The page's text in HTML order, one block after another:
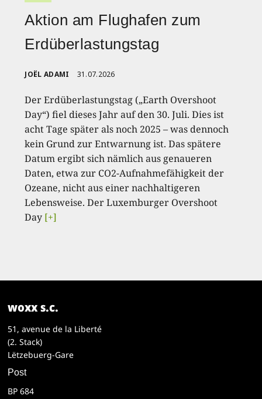
Aktion am Flughafen zum
Erdüberlastungstag
JOËL ADAMI 31.07.2026
Der Erdüberlastungstag („Earth Overshoot
Day“) fiel dieses Jahr auf den 30. Juli. Dies ist
acht Tage später als noch 2025 – was dennoch
kein Grund zur Entwarnung ist. Das spätere
Datum ergibt sich nämlich aus genaueren
Daten, etwa zur CO2-Aufnahmefähigkeit der
Ozeane, nicht aus einer nachhaltigeren
Lebensweise. Der Luxemburger Overshoot
Day [+]
woxx s.c.
51, avenue de la Liberté
(2. Stack)
Lëtzebuerg-Gare
Post
BP 684